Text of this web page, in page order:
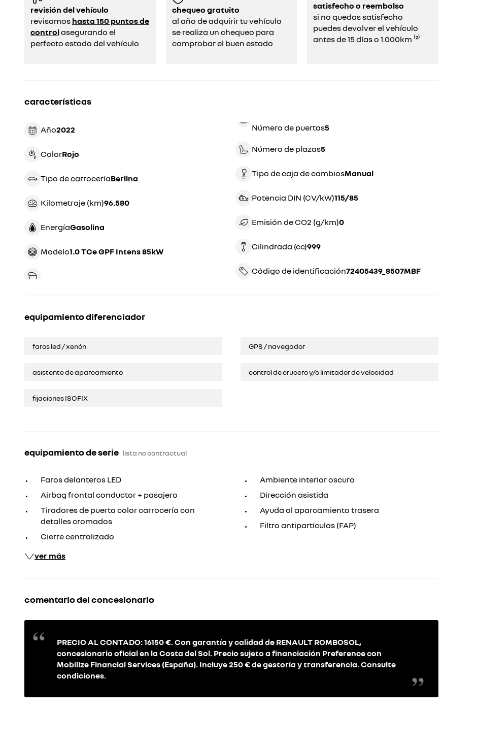
revisión del vehículo
revisamos hasta 150 puntos de
controlasegurando el
perfecto estado del vehículo
chequeo gratuito
al año de adquirir tu vehículo
se realiza un chequeo para
comprobar el buen estado​​
satisfecho o reembolso
si no quedas satisfecho
puedes devolver el vehículo
antes de 15 días o 1.000km ⁽²⁾
características
Año 2022
Color rojo
Tipo de carrocería berlina
Kilometraje (km) 96.580
Energía gasolina
Modelo 1.0 TCe GPF Intens 85kW
Número de puertas5
Número de plazas5
Tipo de caja de cambios manual
Potencia DIN (CV/kW) 115/85
Emisión de CO2 (g/km)0
Cilindrada (cc) 999
Código de identificación 72405439_8507MBF
equipamiento diferenciador
faros led / xenón
asistente de aparcamiento
fijaciones ISOFIX
GPS / navegador
control de crucero y/o limitador de velocidad
equipamiento de serie lista no contractual
Faros delanteros LED
Airbag frontal conductor + pasajero
Tiradores de puerta color carrocería con
detalles cromados
Cierre centralizado
Ambiente interior oscuro
Dirección asistida
Ayuda al aparcamiento trasera
Filtro antipartículas (FAP)
ver más
comentario del concesionario
PRECIO AL CONTADO: 16150 €. Con garantía y calidad de RENAULT ROMBOSOL,
concesionario oficial en la Costa del Sol. Precio sujeto a financiación Preference con
Mobilize Financial Services (España). Incluye 250 € de gestoría y transferencia. Consulte
condiciones.